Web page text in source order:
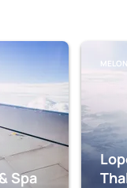
Spa